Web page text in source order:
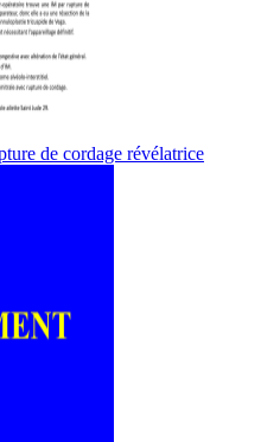
de cordage révélatrice